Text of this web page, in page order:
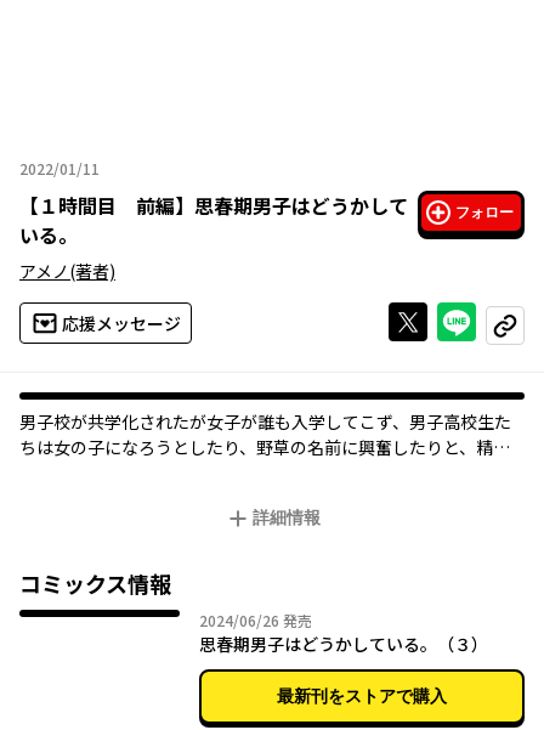
2022/01/11
2022年01月11日
【１時間目 前編】 思春期男子はどうかして
いる。
フォロー
アメノ (著者)
応援メッセージ Xで投稿する
ライン
コピー
男子校が共学化されたが女子が誰も入学してこず、男子高校生た
ちは女の子になろうとしたり、野草の名前に興奮したりと、精神
詳細情報
コミックス情報
2024/06/26 2024年06月26日
発売
思春期男子はどうかしている。（３）
最新刊をストアで購入